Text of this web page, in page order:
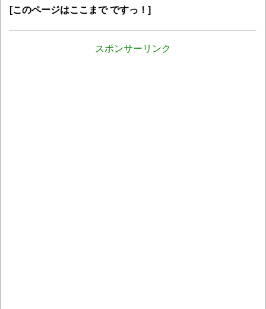
[このページはここまで ですっ！]
スポンサーリンク